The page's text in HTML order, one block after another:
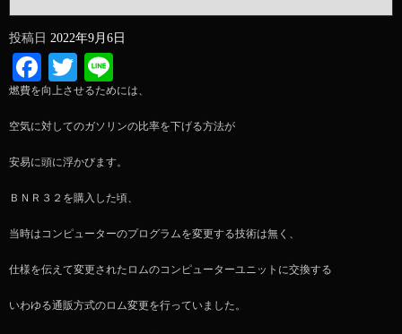
投稿日 2022年9月6日
Facebook
Twitter
燃費を向上させるためには、
空気に対してのガソリンの比率を下げる方法が
安易に頭に浮かびます。
ＢＮＲ３２を購入した頃、
当時はコンピューターのプログラムを変更する技術は無く、
仕様を伝えて変更されたロムのコンピューターユニットに交換する
いわゆる通販方式のロム変更を行っていました。